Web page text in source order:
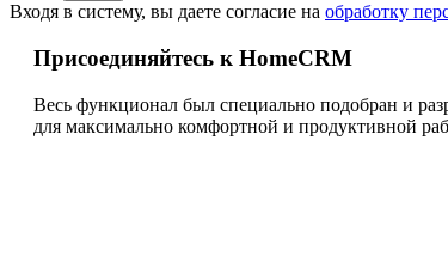
Входя в систему, вы даете согласие на обработку
Присоединяйтесь к HomeCRM
Весь функционал был специально подобран и
для максимально комфортной и продуктивной